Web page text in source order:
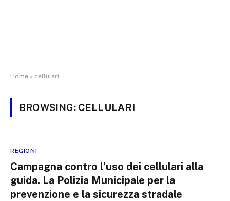
Home » cellulari
BROWSING: CELLULARI
REGIONI
Campagna contro l’uso dei cellulari alla
guida. La Polizia Municipale per la
prevenzione e la sicurezza stradale